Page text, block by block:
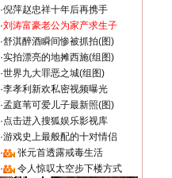
·倪萍赵忠祥十年后再携手
·刘涛富豪老公为家产求生子
·舒淇醉酒瞬间惨被抓拍(图)
·实拍漂亮的地摊西施(组图)
·世界九大罪恶之城(组图)
·李孝利新欢私密视频曝光
·孟庭苇可爱儿子最新照(图)
·点击进入搜狐娱乐影视库
·游戏史上最般配的十对情侣
·
张元首透露戒毒生活
· 令人惊叹太空步下楼方式